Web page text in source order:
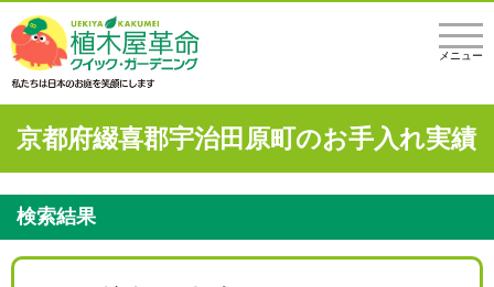
メニュー
京都府綴喜郡宇治田原町のお手入れ実績
検索結果